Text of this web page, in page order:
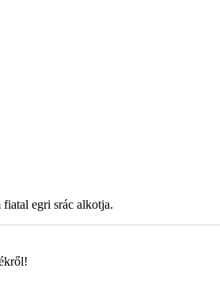
egri srác alkotja.